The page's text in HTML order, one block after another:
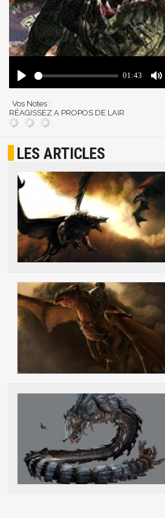
Vos Notes :
RÉAGISSEZ A PROPOS DE LAIR
LES ARTICLES